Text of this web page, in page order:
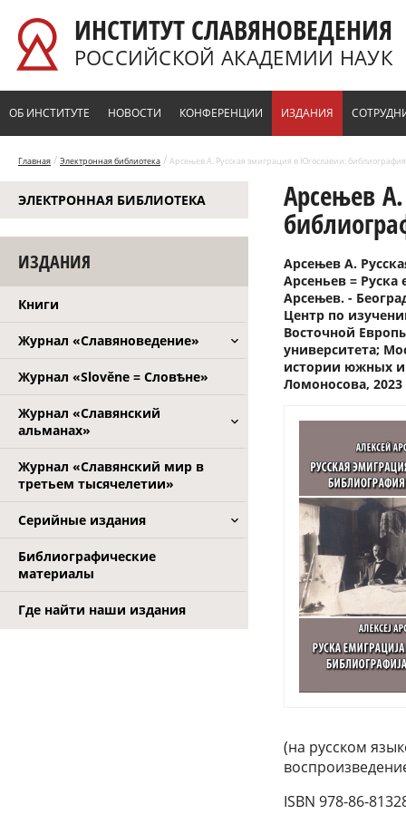
ИНСТИТУТ СЛАВЯНОВЕДЕНИЯ
РОССИЙСКОЙ АКАДЕМИИ НАУК
ОБ ИНСТИТУТЕ НОВОСТИ КОНФЕРЕНЦИИ ИЗДАНИЯ
Главная / Электронная библиотека / Арсењев А. Русская эмиграция в Югославии:
ЭЛЕКТРОННАЯ БИБЛИОТЕКА
ИЗДАНИЯ
Книги
Журнал «Славяноведение»
Журнал «Slověne = Словѣне»
Журнал «Славянский
альманах»
Журнал «Славянский мир в
третьем тысячелетии»
Серийные издания
Библиографические
материалы
Где найти наши издания
Арсењев
Арсењев А.
Арсеньев = Руска
Арсењев. -
Центр по
Восточной
университета;
истории южных и
Ломоносова,
(на русском
ISBN 978-86-